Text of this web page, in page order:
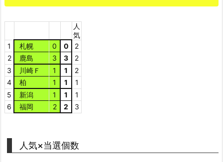
人
気
1
札幌 0 0
2
2
鹿島 3 3
2
3
川崎Ｆ 1 1
2
4
柏 1 1
1
5
新潟 1 1
1
6
福岡 2 2 3
人気×当選個数